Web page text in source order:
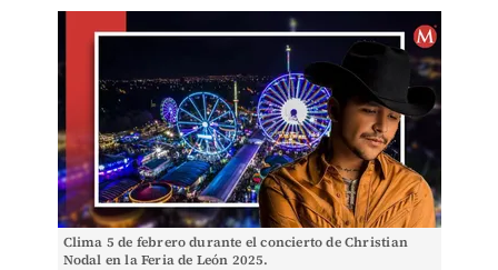
Clima 5 de febrero durante el concierto de Christian
Nodal en la Feria de León 2025.